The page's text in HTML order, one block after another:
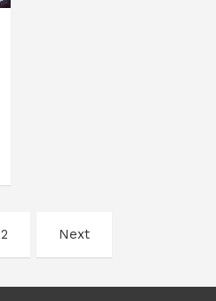
2 Next